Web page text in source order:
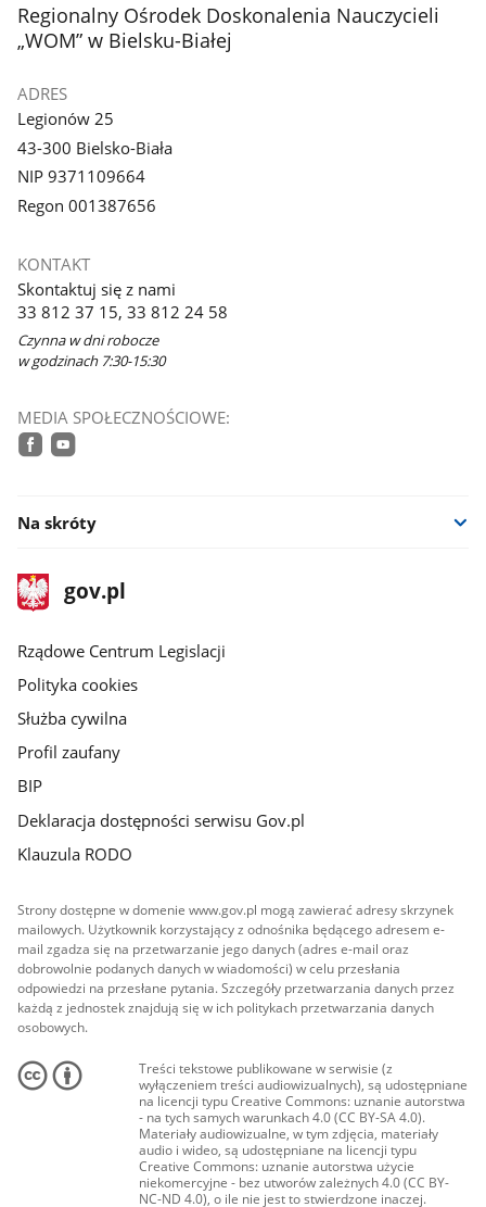
stopka
Regionalny Ośrodek Doskonalenia Nauczycieli
„WOM” w Bielsku-Białej
ADRES
Legionów 25
43-300 Bielsko-Biała
NIP 9371109664
Regon 001387656
KONTAKT
Skontaktuj się z nami
33 812 37 15, 33 812 24 58
Czynna w dni robocze
w godzinach 7:30-15:30
MEDIA SPOŁECZNOŚCIOWE:
Na skróty
stopka
gov.plStrona
gov.pl
Rządowe Centrum Legislacji
Polityka cookies
Służba cywilna
Profil zaufany
BIP
Deklaracja dostępności serwisu Gov.pl
Klauzula RODO
Strony dostępne w domenie www.gov.pl mogą zawierać adresy skrzynek
mailowych. Użytkownik korzystający z odnośnika będącego adresem e-
mail zgadza się na przetwarzanie jego danych (adres e-mail oraz
dobrowolnie podanych danych w wiadomości) w celu przesłania
odpowiedzi na przesłane pytania. Szczegóły przetwarzania danych przez
każdą z jednostek znajdują się w ich politykach przetwarzania danych
osobowych.
Treści tekstowe publikowane w serwisie (z
wyłączeniem treści audiowizualnych), są udostępniane
na licencji typu Creative Commons: uznanie autorstwa
- na tych samych warunkach 4.0 (CC BY-SA 4.0).
Materiały audiowizualne, w tym zdjęcia, materiały
audio i wideo, są udostępniane na licencji typu
Creative Commons: uznanie autorstwa użycie
niekomercyjne - bez utworów zależnych 4.0 (CC BY-
NC-ND 4.0), o ile nie jest to stwierdzone inaczej.